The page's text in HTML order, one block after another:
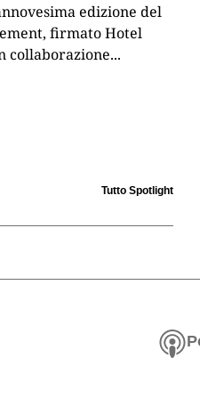
edizione del
firmato Hotel
collaborazione...
Tutto Spotlight